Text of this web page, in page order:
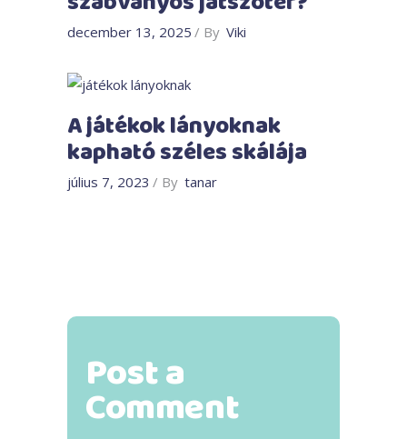
december 13, 2025 By Viki
A játékok lányoknak
kapható széles skálája
július 7, 2023 By tanar
Post a
Comment